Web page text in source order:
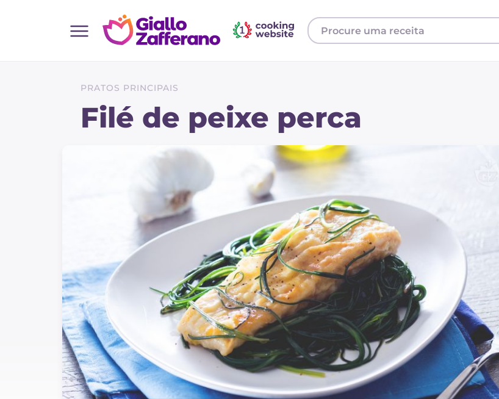
Todas as receitas
Bolos e panificacao
Ultimas receitas
IT Website
PRATOS PRINCIPAIS
Filé de peixe perca